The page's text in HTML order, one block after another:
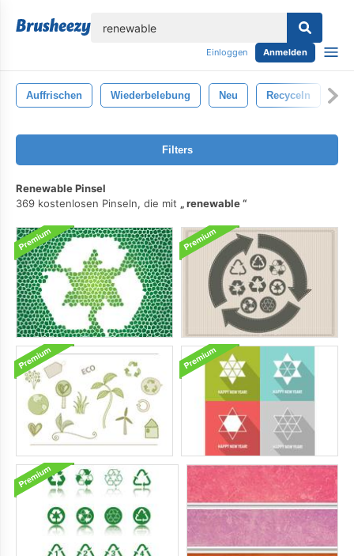
Einloggen Anmelden
Auffrischen Wiederbelebung Neu Recyceln
Filters
Renewable Pinsel
369 kostenlosen Pinseln, die mit
renewable